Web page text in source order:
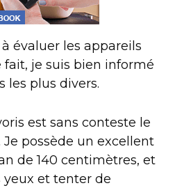
évaluer les appareils
fait, je suis bien informé
les plus divers.
est sans conteste le
possède un excellent
de 140 centimètres, et
yeux et tenter de